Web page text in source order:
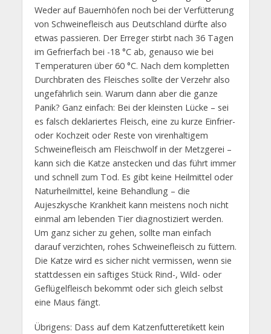
Weder auf Bauernhöfen noch bei der Verfütterung
von Schweinefleisch aus Deutschland dürfte also
etwas passieren. Der Erreger stirbt nach 36 Tagen
im Gefrierfach bei -18 °C ab, genauso wie bei
Temperaturen über 60 °C. Nach dem kompletten
Durchbraten des Fleisches sollte der Verzehr also
ungefährlich sein. Warum dann aber die ganze
Panik? Ganz einfach: Bei der kleinsten Lücke – sei
es falsch deklariertes Fleisch, eine zu kurze Einfrier-
oder Kochzeit oder Reste von virenhaltigem
Schweinefleisch am Fleischwolf in der Metzgerei –
kann sich die Katze anstecken und das führt immer
und schnell zum Tod. Es gibt keine Heilmittel oder
Naturheilmittel, keine Behandlung – die
Aujeszkysche Krankheit kann meistens noch nicht
einmal am lebenden Tier diagnostiziert werden.
Um ganz sicher zu gehen, sollte man einfach
darauf verzichten, rohes Schweinefleisch zu füttern.
Die Katze wird es sicher nicht vermissen, wenn sie
stattdessen ein saftiges Stück Rind-, Wild- oder
Geflügelfleisch bekommt oder sich gleich selbst
eine Maus fängt.
Übrigens: Dass auf dem Katzenfutteretikett kein